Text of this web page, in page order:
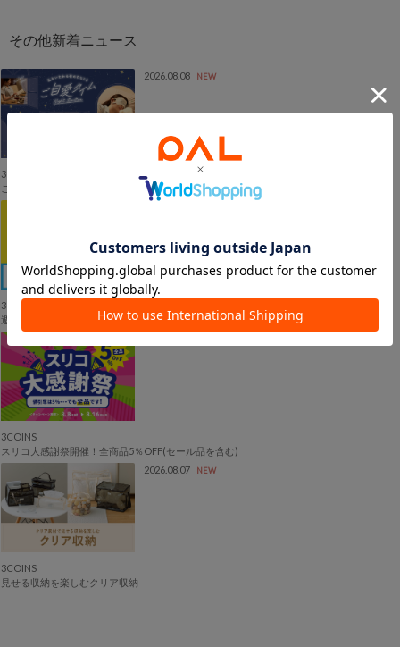
2026.08.08 NEW
3COINS
ご自愛タイム | 私をいたわる夜のひととき
3COINS
週末限定 10%OFF◆トラベルグッズ
3COINS
スリコ大感謝祭開催！全商品5％OFF(セール品を含む)
2026.08.07
NEW
3COINS
見せる収納を楽しむクリア収納